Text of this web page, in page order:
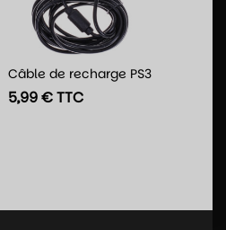
Câble de recharge PS3
5,99€TTC